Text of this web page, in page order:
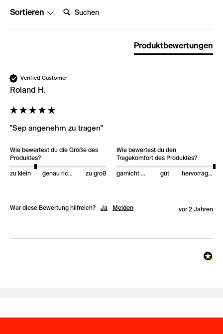
Sortieren
Produktbewertungen
Verified Customer
Roland H.
"Sep angenehm zu tragen"
Wie bewertest du die Größe des
Produktes?
zu klein genau richtig zu groß
Wie bewertest du den
Tragekomfort des Produktes?
garnicht gut gut hervorragend
War diese Bewertung hilfreich? Ja Melden vor 2 Jahren